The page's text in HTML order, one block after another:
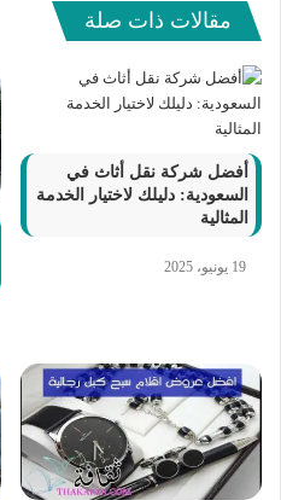
مقالات ذات صلة
أفضل شركة نقل أثاث في
السعودية: دليلك لاختيار الخدمة
المثالية
19 يونيو، 2025